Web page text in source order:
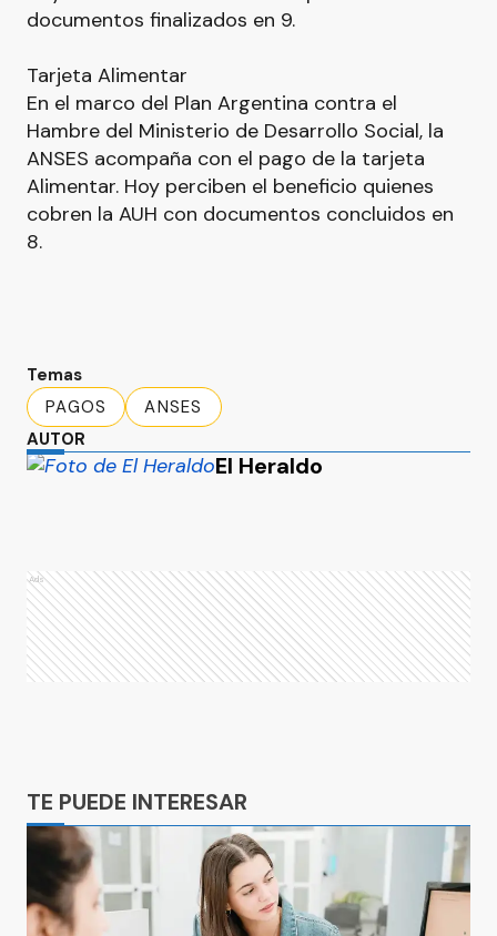
documentos finalizados en 9.
Tarjeta Alimentar
En el marco del Plan Argentina contra el
Hambre del Ministerio de Desarrollo Social, la
ANSES acompaña con el pago de la tarjeta
Alimentar. Hoy perciben el beneficio quienes
cobren la AUH con documentos concluidos en
8.
Temas
PAGOS
ANSES
AUTOR
El Heraldo
Ads
TE PUEDE INTERESAR